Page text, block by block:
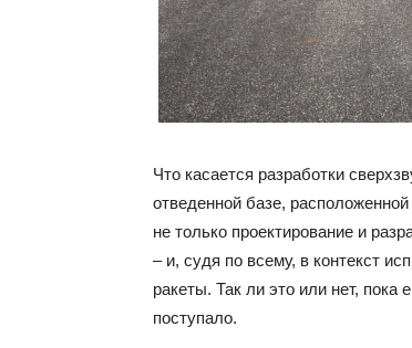
Что касается разработки
отведенной базе,
не только проектирование и
– и, судя по всему, в контекст
ракеты. Так ли это или нет, пока
поступало.